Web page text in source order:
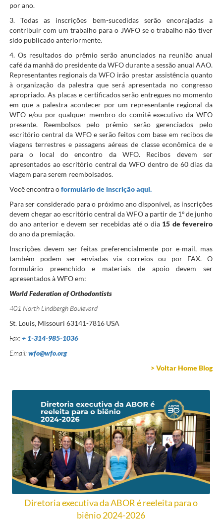
por ano.
3. Todas as inscrições bem-sucedidas serão encorajadas a
contribuir com um trabalho para o JWFO se o trabalho não tiver
sido publicado anteriormente.
4. Os resultados do prêmio serão anunciados na reunião anual
café da manhã do presidente da WFO durante a sessão anual AAO.
Representantes regionais da WFO irão prestar assistência quanto
à organização da palestra que será apresentada no congresso
apropriado. As placas e certificados serão entregues no momento
em que a palestra acontecer por um representante regional da
WFO e/ou por qualquer membro do comitê executivo da WFO
presente. Reembolsos pelo prêmio serão gerenciados pelo
escritório central da WFO e serão feitos com base em recibos de
viagens terrestres e passagens aéreas de classe econômica de e
para o local do encontro da WFO. Recibos devem ser
apresentados ao escritório central da WFO dentro de 60 dias da
viagem para serem reembolsados.
Você encontra oformulário de inscrição aqui.
Para ser considerado para o próximo ano disponível, as inscrições
devem chegar ao escritório central da WFO a partir de 1º de junho
do ano anterior e devem ser recebidas até o dia 15 de fevereiro
do ano da premiação.
Inscrições devem ser feitas preferencialmente por e-mail, mas
também podem ser enviadas via correios ou por FAX. O
formulário preenchido e materiais de apoio devem ser
apresentados à WFO em:
World Federation of Orthodontists
401 North Lindbergh Boulevard
St. Louis, Missouri 63141-7816 USA
Fax:+ 1-314-985-1036
Email:wfo@wfo.org
> Voltar Home Blog
Diretoria executiva da ABOR é reeleita para o
biênio 2024-2026